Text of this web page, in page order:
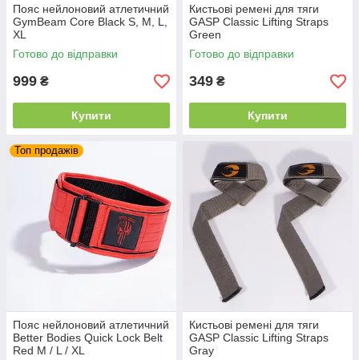
Пояс нейлоновий атлетичний
GymBeam Core Black S, M, L,
XL
Готово до відправки
999 ₴
Купити
Кистьові ремені для тяги
GASP Classic Lifting Straps
Green
Готово до відправки
349 ₴
Купити
Топ продажів
Пояс нейлоновий атлетичний
Better Bodies Quick Lock Belt
Red M / L / XL
Кистьові ремені для тяги
GASP Classic Lifting Straps
Gray